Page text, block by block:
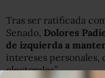
Tras ser ratificada
Senado, Dolores
de izquierda a
intereses personales,
electorales”.